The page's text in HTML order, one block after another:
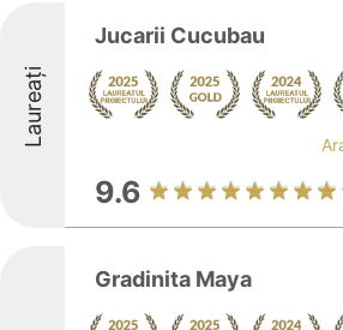
Laureați
Jucarii Cucubau
9.6
Gradinita Maya